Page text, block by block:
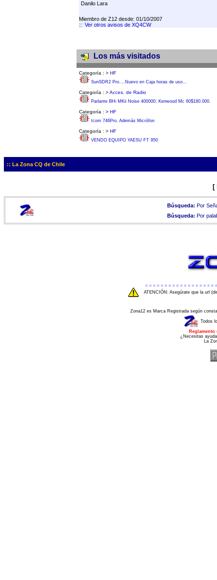
Danilo Lara
Miembro de Z12 desde: 01/10/2007
:: Ver otros avisos de XQ4CW
Los más visitados
Categoría : > HF
SunSDR2 Pro....Nuevo en Caja horas de uso...
Categoría : >Acces. de Radio
Parlante BHi MKii Noise 400000; Kenwood Mc 60$180.000.
Categoría : > HF
Icom 746Pro. Además Micrófon
Categoría : > HF
VENDO EQUIPO YAESU FT 950
:: La Zona CQ de Chile
[
Búsqueda: Por
Búsqueda: Por
ATENCIÓN: Asegúrate que la url
Zona12 es Marca Registrada según
Todos
¿Necesitas
La